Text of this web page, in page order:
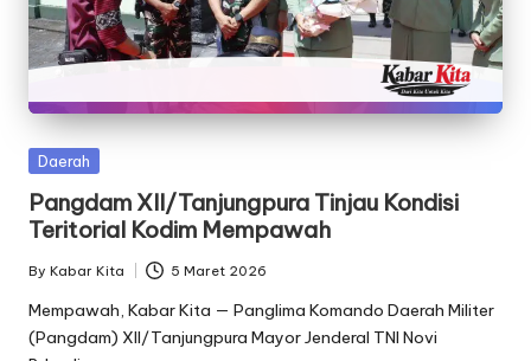
Posted
Daerah
Pangdam XII/Tanjungpura Tinjau Kondisi
Teritorial Kodim Mempawah
Posted
by
By Kabar Kita 5 Maret 2026
Mempawah, Kabar Kita — Panglima Komando Daerah Militer
(Pangdam) XII/Tanjungpura Mayor Jenderal TNI Novi